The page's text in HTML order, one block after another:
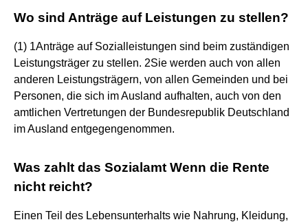
Wo sind Anträge auf Leistungen zu stellen?
(1) 1Anträge auf Sozialleistungen sind beim zuständigen
Leistungsträger zu stellen. 2Sie werden auch von allen
anderen Leistungsträgern, von allen Gemeinden und bei
Personen, die sich im Ausland aufhalten, auch von den
amtlichen Vertretungen der Bundesrepublik Deutschland
im Ausland entgegengenommen.
Was zahlt das Sozialamt Wenn die Rente
nicht reicht?
Einen Teil des Lebensunterhalts wie Nahrung, Kleidung,